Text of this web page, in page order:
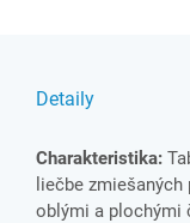
Detaily
Charakteristika:
liečbe
oblými a plochými